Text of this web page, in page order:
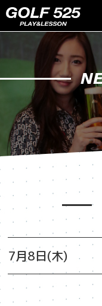
7月8日(木)